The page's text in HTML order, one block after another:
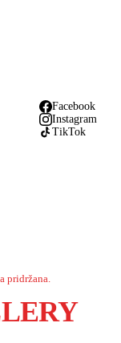
Facebook
Instagram
TikTok
pridržana.